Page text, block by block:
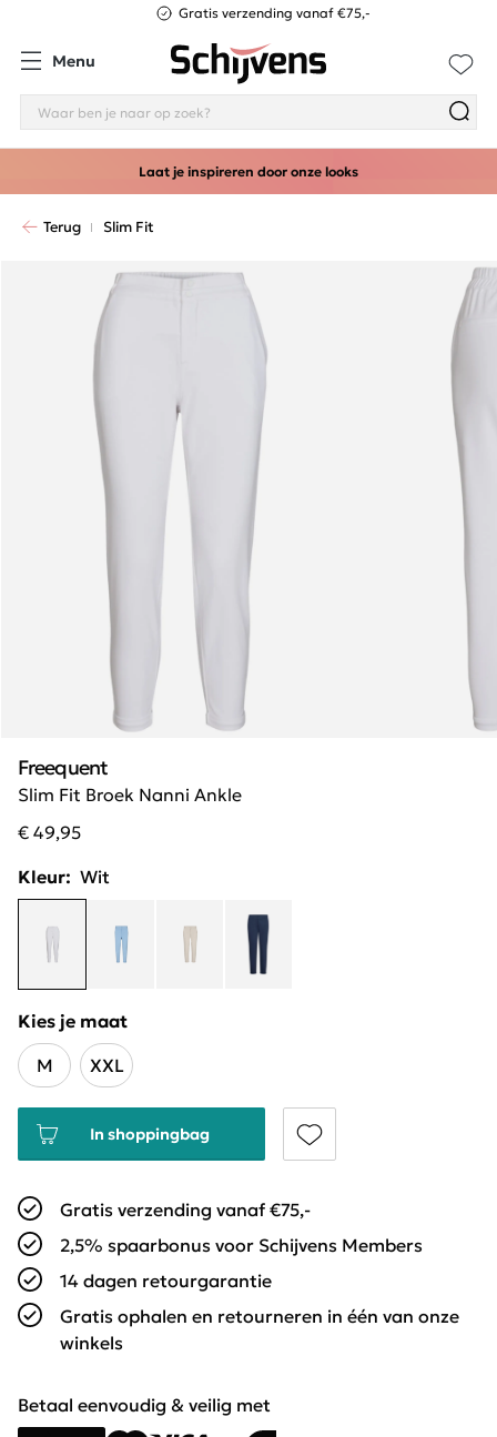
Gratis verzending vanaf €75,-
Menu
Laat je inspireren door onze looks
Terug Slim Fit
Slim Fit Broek Nanni Ankle
Freequent
€ 49,95
Kleur: Wit
Kies je maat
M
XXL
In shoppingbag
Gratis verzending vanaf €75,-
2,5% spaarbonus voor Schijvens Members
14 dagen retourgarantie
Gratis ophalen en retourneren in één van onze
winkels
Betaal eenvoudig & veilig met